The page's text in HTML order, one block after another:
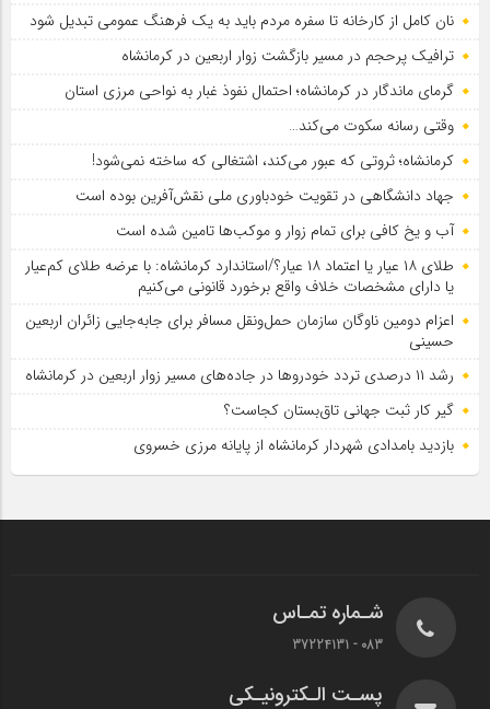
نان کامل از کارخانه تا سفره مردم باید به یک فرهنگ عمومی تبدیل شود
ترافیک پرحجم در مسیر بازگشت زوار اربعین در کرمانشاه
گرمای ماندگار در کرمانشاه؛ احتمال نفوذ غبار به نواحی مرزی استان
وقتی رسانه سکوت می‌کند…
کرمانشاه؛ ثروتی که عبور می‌کند، اشتغالی که ساخته نمی‌شود!
جهاد دانشگاهی در تقویت خودباوری ملی نقش‌آفرین بوده است
آب و یخ کافی برای تمام زوار و موکب‌ها تامین شده است
طلای ۱۸ عیار یا اعتماد ۱۸ عیار؟/استاندارد کرمانشاه: با عرضه طلای کم‌عیار
یا دارای مشخصات خلاف واقع برخورد قانونی می‌کنیم
اعزام دومین ناوگان سازمان حمل‌ونقل مسافر برای جابه‌جایی زائران اربعین
حسینی
رشد ۱۱ درصدی تردد خودروها در جاده‌های مسیر زوار اربعین در کرمانشاه
گیر کار ثبت جهانی تاق‌بستان کجاست؟
بازدید بامدادی شهردار کرمانشاه از پایانه مرزی خسروی
شـماره تمـاس
083 - 37224131
پسـت الـکترونیـکی